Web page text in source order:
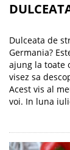
Dulceata de
Germania?
ajung la toate
visez sa
Acest vis al
voi. In luna